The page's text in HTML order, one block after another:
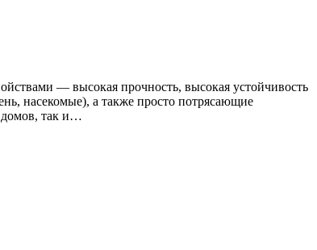
— высокая прочность, высокая устойчивость
насекомые), а также просто потрясающие
домов, так и…